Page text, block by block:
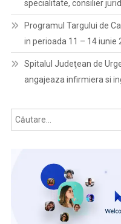
specialitate, consilier
Programul Targului de
in perioada 11 – 14 iunie
Spitalul Judeţean de
angajeaza infirmiera si